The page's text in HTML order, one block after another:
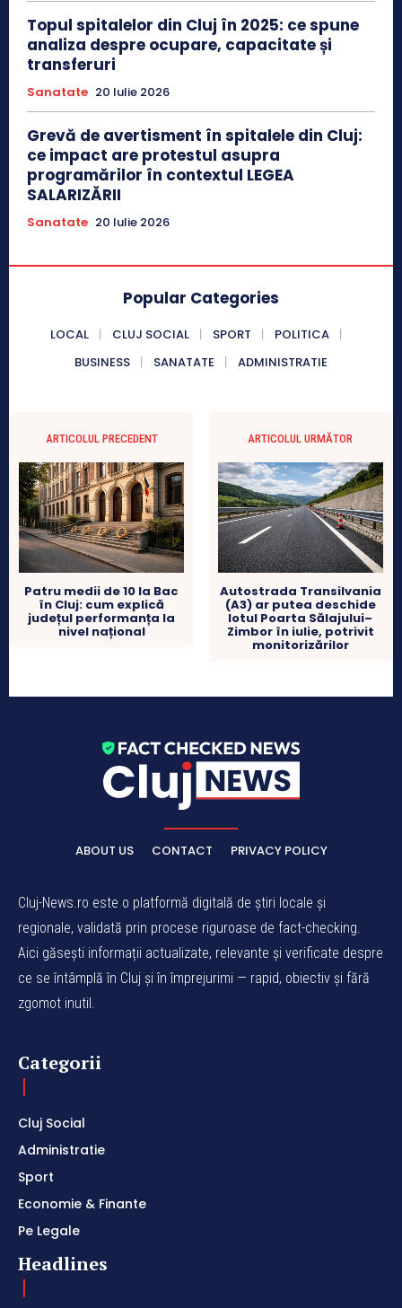
Topul spitalelor din Cluj în 2025: ce spune
analiza despre ocupare, capacitate și
transferuri
Sanatate 20 Iulie 2026
Grevă de avertisment în spitalele din Cluj:
ce impact are protestul asupra
programărilor în contextul LEGEA
SALARIZĂRII
Sanatate 20 Iulie 2026
Popular Categories
LOCAL CLUJ SOCIAL SPORT
POLITICA
BUSINESS
SANATATE ADMINISTRATIE
ARTICOLUL PRECEDENT
Patru medii de 10 la Bac
în Cluj: cum explică
județul performanța la
nivel național
ARTICOLUL URMĂTOR
Autostrada Transilvania
(A3) ar putea deschide
lotul Poarta Sălajului–
Zimbor în iulie, potrivit
monitorizărilor
ABOUT US CONTACT PRIVACY POLICY
Cluj-News.ro este o platformă digitală de știri locale și
regionale, validată prin procese riguroase de fact-checking.
Aici găsești informații actualizate, relevante și verificate despre
ce se întâmplă în Cluj și în împrejurimi — rapid, obiectiv și fără
zgomot inutil.
Categorii
Cluj Social
Administratie
Sport
Economie & Finante
Pe Legale
Headlines